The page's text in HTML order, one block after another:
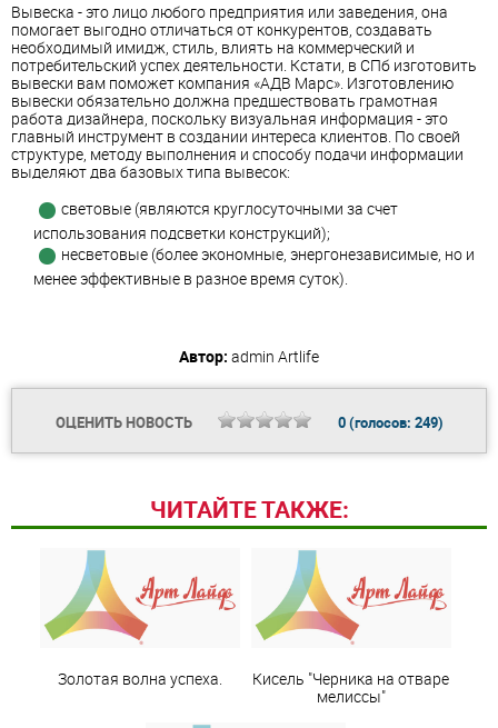
Вывеска - это лицо любого предприятия или заведения, она
помогает выгодно отличаться от конкурентов, создавать
необходимый имидж, стиль, влиять на коммерческий и
потребительский успех деятельности. Кстати, в СПб изготовить
вывески вам поможет компания «АДВ Марс». Изготовлению
вывески обязательно должна предшествовать грамотная
работа дизайнера, поскольку визуальная информация - это
главный инструмент в создании интереса клиентов. По своей
структуре, методу выполнения и способу подачи информации
выделяют два базовых типа вывесок:
световые (являются круглосуточными за счет
использования подсветки конструкций);
несветовые (более экономные, энергонезависимые, но и
менее эффективные в разное время суток).
Автор: admin Artlife
ОЦЕНИТЬ НОВОСТЬ 0(голосов: 249)
ЧИТАЙТЕ ТАКЖЕ:
Золотая волна успеха.
Кисель "Черника на отваре
мелиссы"